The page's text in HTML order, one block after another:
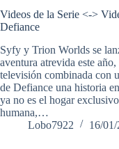
Videos de la Serie <->
Defiance
Syfy y Trion Worlds se
aventura atrevida este año,
televisión combinada con
de Defiance una historia
ya no es el hogar
humana,…
Lobo7922
16/